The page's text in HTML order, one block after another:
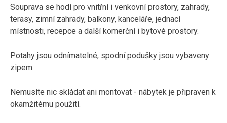
Souprava se hodí pro vnitřní i venkovní prostory, zahrady,
terasy, zimní zahrady, balkony, kanceláře, jednací
místnosti, recepce a další komerční i bytové prostory.
Potahy jsou odnímatelné, spodní podušky jsou vybaveny
zipem.
Nemusíte nic skládat ani montovat - nábytek je připraven k
okamžitému použití.